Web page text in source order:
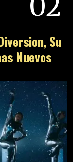
Su
Nuevos